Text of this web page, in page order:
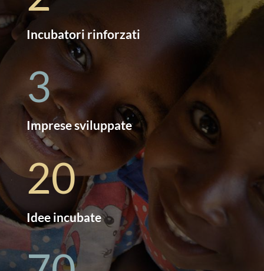
Incubatori rinforzati
3
Imprese sviluppate
20
Idee incubate